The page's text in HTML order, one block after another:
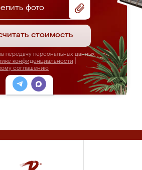
фото
стоимость
передачу персональных данных
конфиденциальности
соглашению